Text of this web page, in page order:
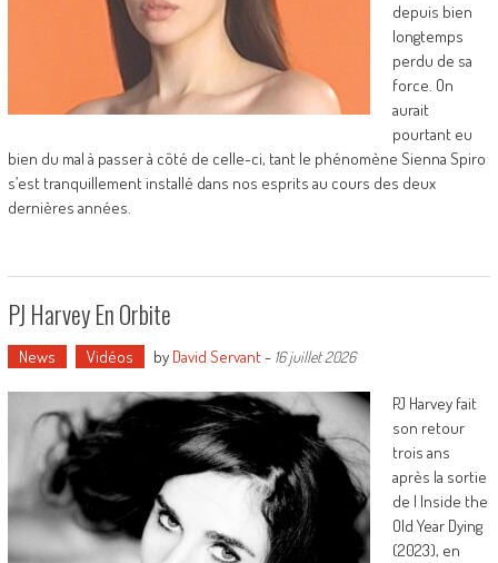
depuis bien
longtemps
perdu de sa
force. On
aurait
pourtant eu
bien du mal à passer à côté de celle-ci, tant le phénomène Sienna Spiro
s’est tranquillement installé dans nos esprits au cours des deux
dernières années.
PJ Harvey En Orbite
News Vidéos by David Servant- 16 juillet 2026
PJ Harvey fait
son retour
trois ans
après la sortie
de I Inside the
Old Year Dying
(2023), en